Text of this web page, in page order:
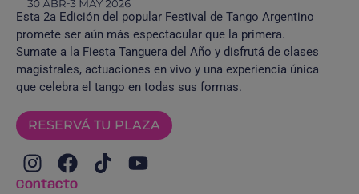
Esta 2a Edición del popular Festival de Tango Argentino
promete ser aún más espectacular que la primera.
Sumate a la Fiesta Tanguera del Año y disfrutá de clases
magistrales, actuaciones en vivo y una experiencia única
que celebra el tango en todas sus formas.
RESERVÁ TU PLAZA
Contacto